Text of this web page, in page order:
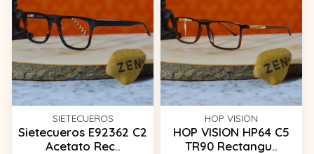
SIETECUEROS
Sietecueros E92362 C2
Acetato Rec..
HOP VISION
HOP VISION HP64 C5
TR90 Rectangu..